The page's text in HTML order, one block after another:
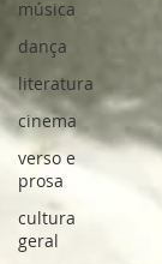
música
dança
literatura
cinema
verso e
prosa
cultura
geral